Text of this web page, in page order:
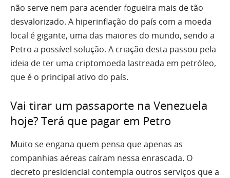
não serve nem para acender fogueira mais de tão
desvalorizado. A hiperinflação do país com a moeda
local é gigante, uma das maiores do mundo, sendo a
Petro a possível solução. A criação desta passou pela
ideia de ter uma criptomoeda lastreada em petróleo,
que é o principal ativo do país.
Vai tirar um passaporte na Venezuela
hoje? Terá que pagar em Petro
Muito se engana quem pensa que apenas as
companhias aéreas caíram nessa enrascada. O
decreto presidencial contempla outros serviços que a